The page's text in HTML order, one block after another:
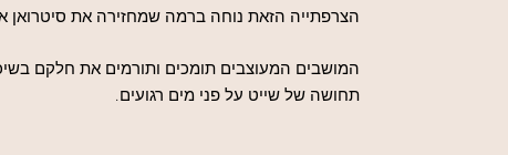
הצרפתייה הזאת נוחה ברמה שמחזירה את סיטרואן
המושבים המעוצבים תומכים ותורמים את חלקם
תחושה של שייט על פני מים רגועים.